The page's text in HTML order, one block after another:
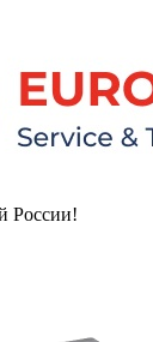
России!